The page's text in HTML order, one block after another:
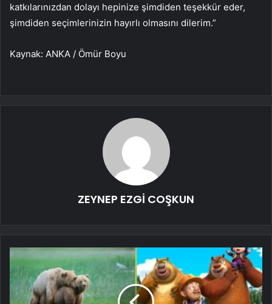
katkılarınızdan dolayı hepinize şimdiden teşekkür eder,
şimdiden seçimlerinizin hayırlı olmasını dilerim.”
Kaynak: ANKA / Ömür Boyu
ZEYNEP EZGİ COŞKUN